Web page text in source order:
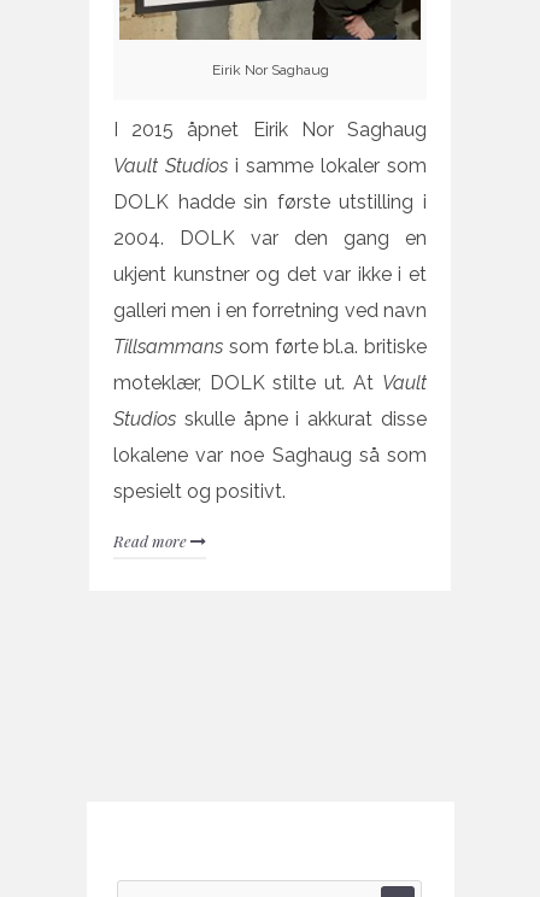
Eirik Nor Saghaug
I 2015 åpnet Eirik Nor Saghaug
Vault Studios i samme lokaler som
DOLK hadde sin første utstilling i
2004. DOLK var den gang en
ukjent kunstner og det var ikke i et
galleri men i en forretning ved navn
Tillsammans som førte bl.a. britiske
moteklær, DOLK stilte ut. At Vault
Studios skulle åpne i akkurat disse
lokalene var noe Saghaug så som
spesielt og positivt.
Read more